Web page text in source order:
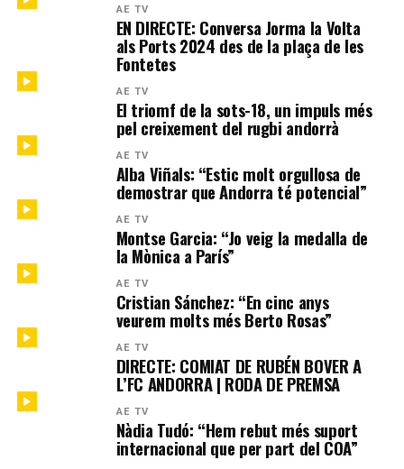
AE TV
EN DIRECTE: Conversa Jorma la Volta
als Ports 2024 des de la plaça de les
Fontetes
AE TV
El triomf de la sots-18, un impuls més
pel creixement del rugbi andorrà
AE TV
Alba Viñals: “Estic molt orgullosa de
demostrar que Andorra té potencial”
AE TV
Montse Garcia: “Jo veig la medalla de
la Mònica a París”
AE TV
Cristian Sánchez: “En cinc anys
veurem molts més Berto Rosas”
AE TV
DIRECTE: COMIAT DE RUBÉN BOVER A
L’FC ANDORRA | RODA DE PREMSA
AE TV
Nàdia Tudó: “Hem rebut més suport
internacional que per part del COA”